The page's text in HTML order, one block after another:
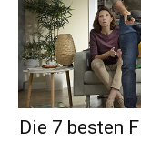
Die 7 besten